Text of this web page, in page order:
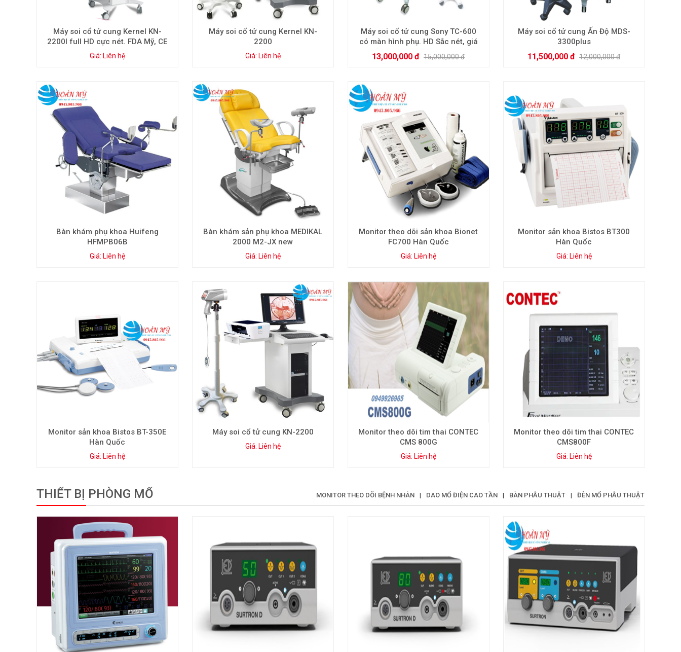
Máy soi cổ tử cung Kernel KN-
2200I full HD cực nét. FDA Mỹ, CE
Giá: Liên hệ
Máy soi cổ tử cung Kernel KN-
2200
Giá: Liên hệ
Máy soi cổ tử cung Sony TC-600
có màn hình phụ. HD Sắc nét, giá
rẻ
13,000,000 đ 15,000,000 đ
Máy soi cổ tử cung Ấn Độ MDS-
3300plus
11,500,000 đ 12,000,000 đ
Bàn khám phụ khoa Huifeng
HFMPB06B
Giá: Liên hệ
Bàn khám sản phụ khoa MEDIKAL
2000 M2-JX new
Giá: Liên hệ
Monitor theo dõi sản khoa Bionet
FC700 Hàn Quốc
Giá: Liên hệ
Monitor sản khoa Bistos BT300
Hàn Quốc
Giá: Liên hệ
Monitor sản khoa Bistos BT-350E
Hàn Quốc
Giá: Liên hệ
Máy soi cổ tử cung KN-2200
Giá: Liên hệ
Monitor theo dõi tim thai CONTEC
CMS 800G
Giá: Liên hệ
Monitor theo dõi tim thai CONTEC
CMS800F
Giá: Liên hệ
MONITOR THEO DÕI BỆNH NHÂN | DAO MỔ ĐIỆN CAO TẦN | BÀN PHẪU THUẬT | ĐÈN MỔ PHẪU THUẬT
THIẾT BỊ PHÒNG MỔ